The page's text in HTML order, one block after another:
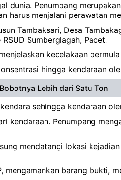
dunia. Penumpang
harus menjalani perawatan
Tambaksari, Desa
Sumberglagah, Pacet.
kecelakaan
hingga kendaraan
Lebih dari Satu Ton
sehingga kendaraan
kendaraan. Penumpang
mendatangi lokasi
barang bukti,